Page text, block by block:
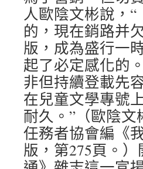
人歐陰文彬說，
的，現在銷路并
版，成為盛行一
起了必定感化的
非但持續登載先
在兒童文學專號
耐久。”（歐陰
任務者協會編《
版，第275頁。